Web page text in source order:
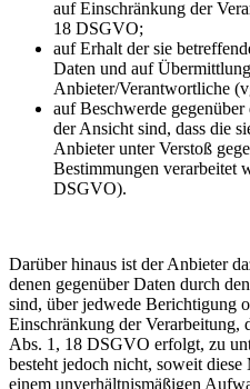
auf Einschränkung der
18 DSGVO;
auf Erhalt der sie
Daten und auf
Anbieter/Verantwortliche
auf Beschwerde
der Ansicht sind, dass die
Anbieter unter Verstoß
Bestimmungen verarbeitet
DSGVO).
Darüber hinaus ist der Anbieter
denen gegenüber Daten durch
sind, über jedwede Berichtigung
Einschränkung der
Abs. 1, 18 DSGVO erfolgt, zu
besteht jedoch nicht, soweit
einem unverhältnismäßigen